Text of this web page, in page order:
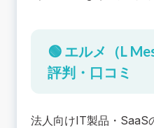
🟢 エルメ（L
評判・口コミ
法人向けIT製品・SaaS